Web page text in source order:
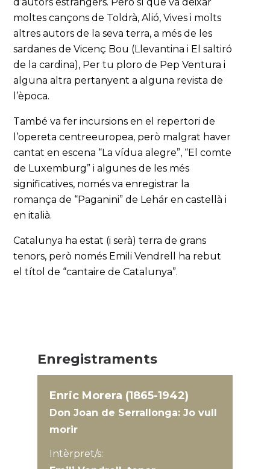
moltes cançons de Toldrà, Alió, Vives i molts
altres autors de la seva terra, a més de les
sardanes de Vicenç Bou (Llevantina i El saltiró
de la cardina), Per tu ploro de Pep Ventura i
alguna altra pertanyent a alguna revista de
l’època.
També va fer incursions en el repertori de
l’opereta centreeuropea, però malgrat haver
cantat en escena “La vídua alegre”, “El comte
de Luxemburg” i algunes de les més
significatives, només va enregistrar la
romança de “Paganini” de Lehár en castellà i
en italià.
Catalunya ha estat (i serà) terra de grans
tenors, però només Emili Vendrell ha rebut
el títol de “cantaire de Catalunya”.
Enregistraments
Enric Morera (1865-1942)
Don Joan de Serrallonga: Jo vull
morir
Intèrpret/s: